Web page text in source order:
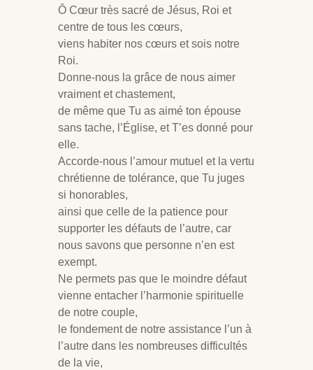
Ô Cœur très sacré de Jésus, Roi et
centre de tous les cœurs,
viens habiter nos cœurs et sois notre
Roi.
Donne-nous la grâce de nous aimer
vraiment et chastement,
de même que Tu as aimé ton épouse
sans tache, l’Église, et T’es donné pour
elle.
Accorde-nous l’amour mutuel et la vertu
chrétienne de tolérance, que Tu juges
si honorables,
ainsi que celle de la patience pour
supporter les défauts de l’autre, car
nous savons que personne n’en est
exempt.
Ne permets pas que le moindre défaut
vienne entacher l’harmonie spirituelle
de notre couple,
le fondement de notre assistance l’un à
l’autre dans les nombreuses difficultés
de la vie,